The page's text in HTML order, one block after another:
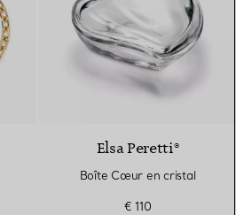
Elsa Peretti®
Boîte Cœur en cristal
€ 110